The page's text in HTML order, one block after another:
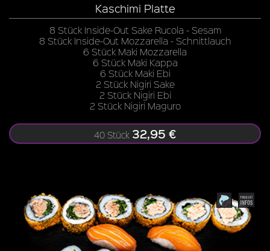
Kaschimi Platte
8 Stück Inside-Out Sake Rucola - Sesam
8 Stück Inside-Out Mozzarella - Schnittlauch
6 Stück Maki Mozzarella
6 Stück Maki Kappa
6 Stück Maki Ebi
2 Stück Nigiri Sake
2 Stück Nigiri Ebi
2 Stück Nigiri Maguro
40 Stück 32,95 €